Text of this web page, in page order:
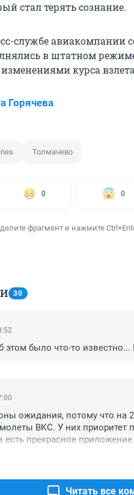
стал терять сознание.
службе авиакомпании
в штатном
курса
Горячева
Толмачево
0 0
фрагмент и нажмите
30
этом было что-то
ожидания, потому что на
ВКС. У них
есть прекрасное
Читать все